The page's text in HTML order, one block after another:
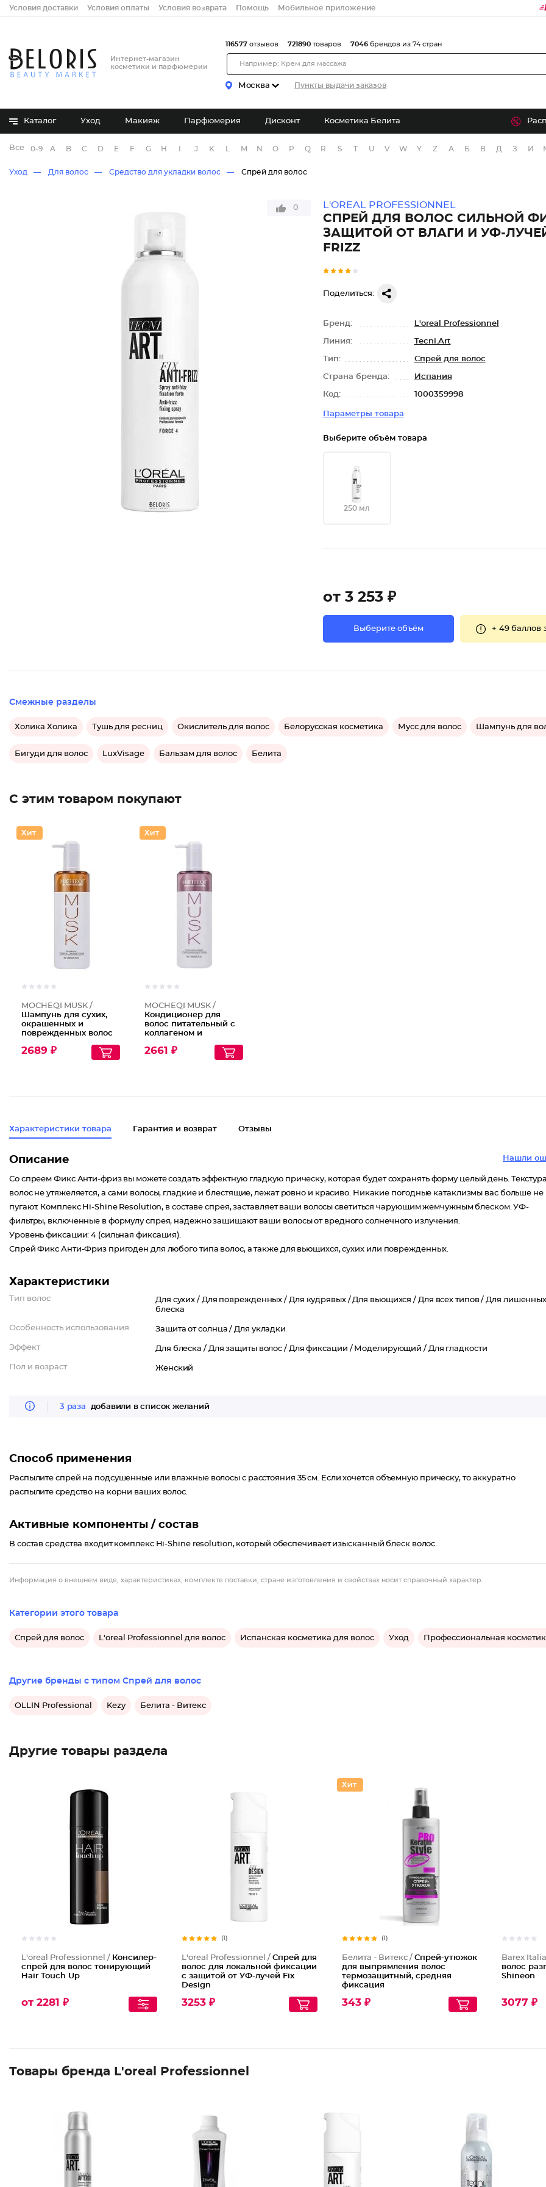
Условия доставки Условия оплаты Условия возврата Помощь Мобильное приложение
Интернет-магазин
косметики и парфюмерии
Москва Пункты выдачи заказов
116577 отзывов 721890 товаров 7046 брендов из 74 стран
Каталог Уход Макияж Парфюмерия Дисконт Косметика Белита
Все бренды
0-9 A B C D E F G H J K M N O P Q R S T U V W Y Z А Б В Д З И
Уход Для волос Средство для укладки волос Спрей для волос
0 L'OREAL PROFESSIONNEL
СПРЕЙ ДЛЯ ВОЛОС СИЛЬНОЙ
ЗАЩИТОЙ ОТ ВЛАГИ И УФ-
FRIZZ
Поделиться:
Бренд: L'oreal Professionnel
Линия: Tecni.Art
Тип: Спрей для волос
Страна бренда: Испания
Код: 1000359998
Параметры товара
Выберите объём товара
250 мл
от 3 253 ₽
Выберите объём + 49 баллов
Смежные разделы
Холика Холика Тушь для ресниц Окислитель для волос Белорусская косметика Мусс для волос Шампунь для
Бигуди для волос LuxVisage Бальзам для волос Белита
С этим товаром покупают
MOCHEQI MUSK /
Шампунь для сухих,
окрашенных и
поврежденных волос
гидролизованным
кератином Nourishing
2689 ₽
MOCHEQI MUSK /
Кондиционер для
волос питательный с
коллагеном и
зародышей риса, 738
2661 ₽
Характеристики товара Гарантия и возврат Отзывы
Нашли
Описание
Со спреем Фикс Анти-фриз вы можете создать эффектную гладкую прическу, которая будет сохранять форму целый день.
волос не утяжеляется, а сами волосы, гладкие и блестящие, лежат ровно и красиво. Никакие погодные катаклизмы вас больше не
пугают. Комплекс Hi-Shine Resolution, в составе спрея, заставляет ваши волосы светиться чарующим жемчужным блеском. УФ-
фильтры, включенные в формулу спрея, надежно защищают ваши волосы от вредного солнечного излучения.
Уровень фиксации: 4 (сильная фиксация).
Спрей Фикc Анти-Фриз пригоден для любого типа волос, а также для вьющихся, сухих или поврежденных.
Характеристики
Тип волос Для сухих / Для поврежденных / Для кудрявых /Для вьющихся / Для всех типов /Для
блеска
Особенность использования Защита от солнца /Для укладки
Эффект Для блеска / Для защиты волос / Для фиксации / Моделирующий / Для гладкости
Пол и возраст Женский
3 раза добавили в список желаний
Способ применения
Распылите спрей на подсушенные или влажные волосы с расстояния 35 см. Если хочется объемную прическу, то аккуратно
распылите средство на корни ваших волос.
Активные компоненты / состав
В состав средства входит комплекс Hi-Shine resolution, который обеспечивает изысканный блеск волос.
Информация о внешнем виде, характеристиках, комплекте поставки, стране изготовления и свойствах носит справочный характер.
Категории этого товара
Спрей для волос L'oreal Professionnel для волос Испанская косметика для волос Уход Профессиональная
Другие бренды с типом Спрей для волос
OLLIN Professional Kezy Белита - Витекс
Другие товары раздела
L'oreal Professionnel / Консилер-
спрей для волос тонирующий
Hair Touch Up
от 2281 ₽
(1)
L'oreal Professionnel / Спрей для
волос для локальной фиксации
с защитой от УФ-лучей Fix
Design
3253 ₽
(1)
Белита - Витекс / Спрей-утюжок
для выпрямления волос
термозащитный, средняя
фиксация
343 ₽
Barex
волос
Shineon
3077 ₽
Товары бренда L'oreal Professionnel